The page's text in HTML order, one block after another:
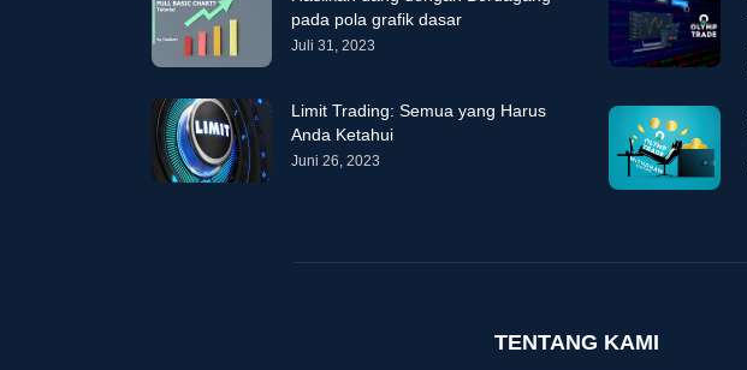
pada pola grafik dasar
Juli 31, 2023
Limit Trading: Semua yang Harus
Anda Ketahui
Juni 26, 2023
TENTANG KAMI